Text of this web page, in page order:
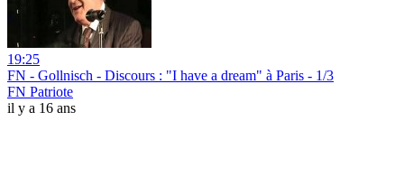
19:25
FN - Gollnisch - Discours : "I have a dream" à Paris - 1/3
FN Patriote
il y a 16 ans